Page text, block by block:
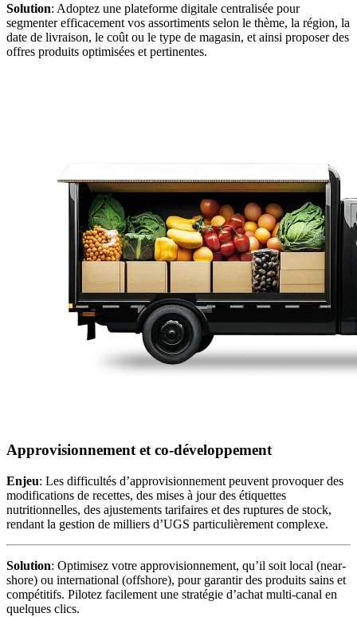
Solution: Adoptez une plateforme digitale centralisée pour
segmenter efficacement vos assortiments selon le thème, la région, la
date de livraison, le coût ou le type de magasin, et ainsi proposer des
offres produits optimisées et pertinentes.
Approvisionnement et co-développement
Enjeu: Les difficultés d’approvisionnement peuvent provoquer des
modifications de recettes, des mises à jour des étiquettes
nutritionnelles, des ajustements tarifaires et des ruptures de stock,
rendant la gestion de milliers d’UGS particulièrement complexe.
Solution: Optimisez votre approvisionnement, qu’il soit local (near-
shore) ou international (offshore), pour garantir des produits sains et
compétitifs. Pilotez facilement une stratégie d’achat multi-canal en
quelques clics.